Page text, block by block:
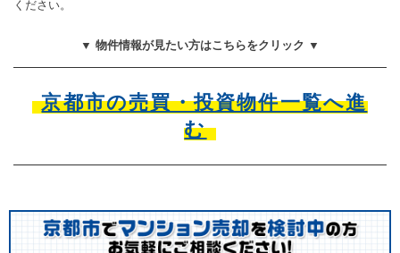
ください。
▼ 物件情報が見たい方はこちらをクリック ▼
京都市の売買・投資物件一覧へ進
む